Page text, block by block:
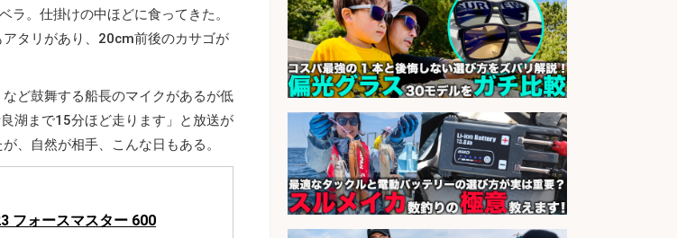
。仕掛けの中ほどに食ってきた。
タリがあり、20cm前後のカサゴが
ど鼓舞する船長のマイクがあるが低
湖まで15分ほど走ります」と放送が
、自然が相手、こんな日もある。
フォースマスター 600
タッフ/千葉県
会社名 株式会社myteams
sponsored by 求人ボックス
日払いOKで即日収入/製造スタッフ/
「広島市佐伯区」「時給1,200
円〜」広島市佐伯区周辺でお魚のパ
ック詰めや品出しスタッフ/週4日〜
OK×車通勤OK×未経験歓迎/広島県/
広島市佐伯区